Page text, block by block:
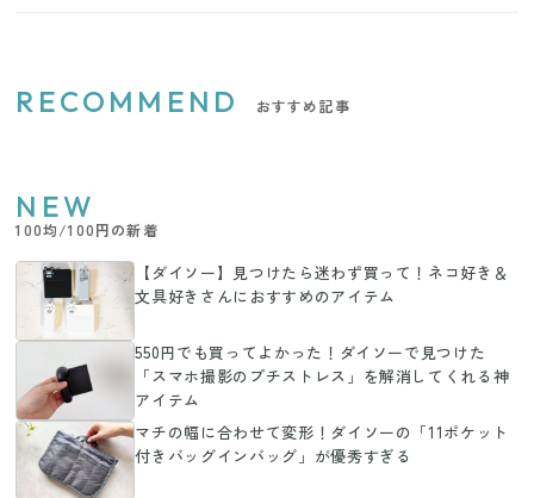
RECOMMEND おすすめ記事
NEW
100均/100円の新着
【ダイソー】見つけたら迷わず買って！ネコ好き＆
文具好きさんにおすすめのアイテム
550円でも買ってよかった！ダイソーで見つけた
「スマホ撮影のプチストレス」を解消してくれる神
アイテム
マチの幅に合わせて変形！ダイソーの「11ポケット
付きバッグインバッグ」が優秀すぎる